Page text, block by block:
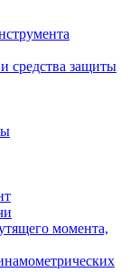
средства защиты
момента,